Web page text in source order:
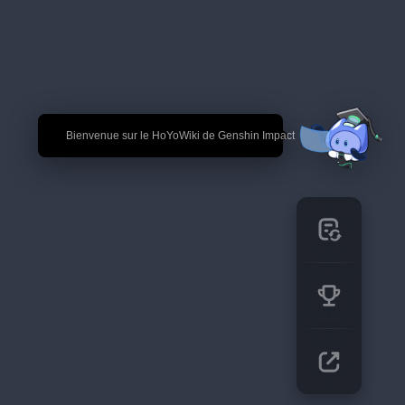
🎉 Bienvenue sur le HoYoWiki de Genshin Impact